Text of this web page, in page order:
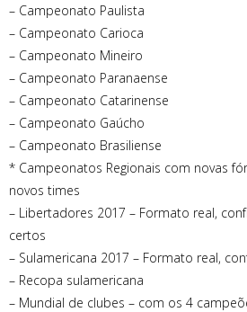
– Campeonato Paulista
– Campeonato Carioca
– Campeonato Mineiro
– Campeonato Paranaense
– Campeonato Catarinense
– Campeonato Gaúcho
– Campeonato Brasiliense
* Campeonatos Regionais com novas
novos times
– Libertadores 2017 – Formato real,
certos
– Sulamericana 2017 – Formato real,
– Recopa sulamericana
– Mundial de clubes – com os 4